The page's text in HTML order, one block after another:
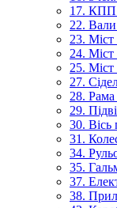
17.
22.
23.
24.
25.
27.
28.
29.
30.
31.
34.
35.
37.
38.